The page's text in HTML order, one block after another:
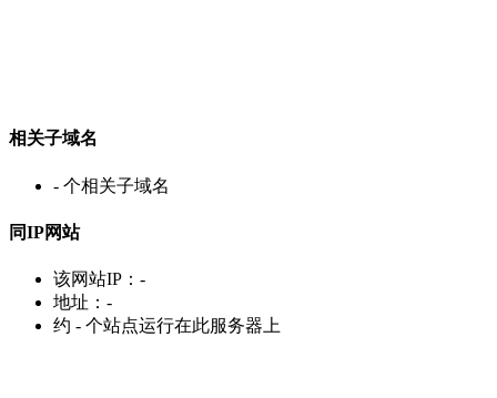
相关子域名
- 个相关子域名
同IP网站
该网站IP： -
地址： -
约 - 个站点运行在此服务器上